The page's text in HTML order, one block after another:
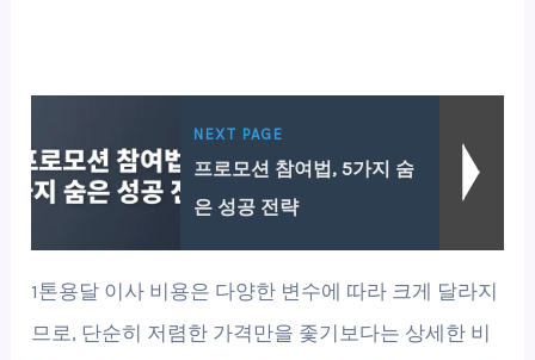
NEXT PAGE
프로모션 참여법, 5가지 숨
은 성공 전략
1톤용달 이사 비용은 다양한 변수에 따라 크게 달라지
므로, 단순히 저렴한 가격만을 좇기보다는 상세한 비